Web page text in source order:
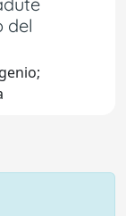
del